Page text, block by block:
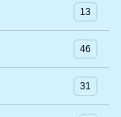
13
46
31